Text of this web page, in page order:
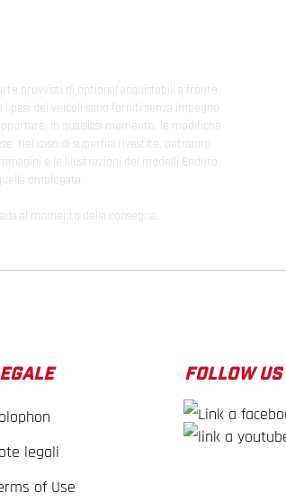
provvisti di optional acquistabili a fronte
pesi dei veicoli sono forniti senza impegno
in qualsiasi momento, le modifiche
Nel caso di superfici rivestite, potranno
e le illustrazioni dei modelli Enduro
omologata.
al momento della consegna.
legali
of Use
FOLLOW US